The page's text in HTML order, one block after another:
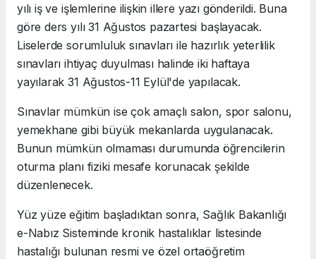
yılı iş ve işlemlerine ilişkin illere yazı gönderildi. Buna
göre ders yılı 31 Ağustos pazartesi başlayacak.
Liselerde sorumluluk sınavları ile hazırlık yeterlilik
sınavları ihtiyaç duyulması halinde iki haftaya
yayılarak 31 Ağustos-11 Eylül'de yapılacak.
Sınavlar mümkün ise çok amaçlı salon, spor salonu,
yemekhane gibi büyük mekanlarda uygulanacak.
Bunun mümkün olmaması durumunda öğrencilerin
oturma planı fiziki mesafe korunacak şekilde
düzenlenecek.
Yüz yüze eğitim başladıktan sonra, Sağlık Bakanlığı
e-Nabız Sisteminde kronik hastalıklar listesinde
hastalığı bulunan resmi ve özel ortaöğretim